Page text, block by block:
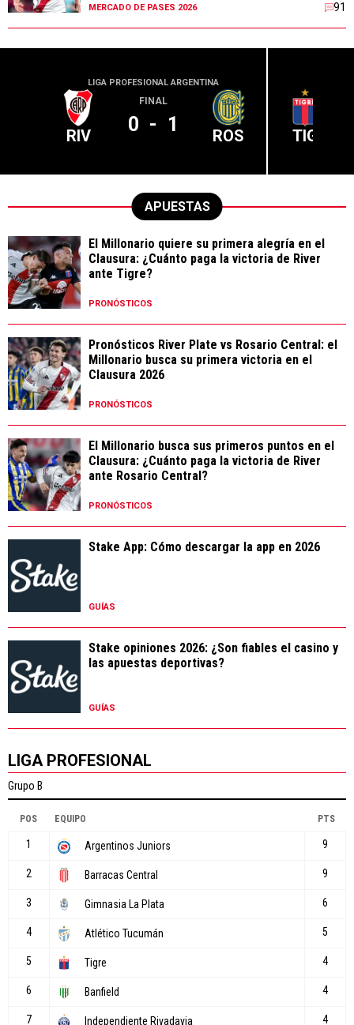
MERCADO DE PASES 2026 91
LIGA PROFESIONAL ARGENTINA
RIV
FINAL
0 - 1 ROS TIG
APUESTAS
El Millonario quiere su primera alegría en el
Clausura: ¿Cuánto paga la victoria de River
ante Tigre?
PRONÓSTICOS
Pronósticos River Plate vs Rosario Central: el
Millonario busca su primera victoria en el
Clausura 2026
PRONÓSTICOS
El Millonario busca sus primeros puntos en el
Clausura: ¿Cuánto paga la victoria de River
ante Rosario Central?
PRONÓSTICOS
Stake App: Cómo descargar la app en 2026
GUÍAS
Stake opiniones 2026: ¿Son fiables el casino y
las apuestas deportivas?
GUÍAS
LIGA PROFESIONAL